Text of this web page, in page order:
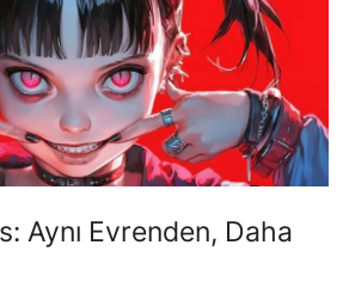
Aynı Evrenden, Daha